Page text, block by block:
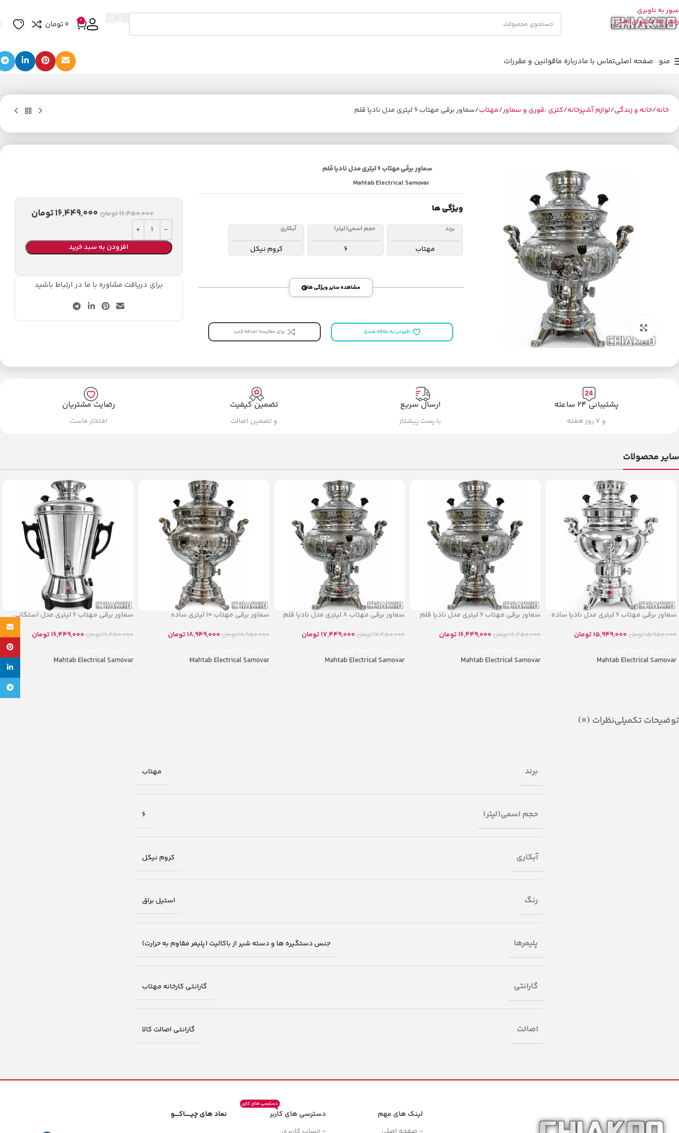
عبور به ناوبری
رفتن به محتوای اصلی
0
0تومان
منو صفحه اصلیتماس با مادرباره ماقوانین و مقررات
خانه خانه و زندگی لوازم آشپزخانه کتری ،قوری و سماور مهتاب سماور برقی مهتاب ۶ لیتری مدل نادیا قلم
بزرگنمایی تصویر
سماور برقی مهتاب ۶ لیتری مدل نادیا قلم
Mahtab Electrical Samovar
ویژگی ها
برند
مهتاب
حجم اسمی(لیتر)
6
آبکاری
کروم نیکل
مشاهده سایر ویژگی ها
افزودن به علاقه مندی برای مقایسه اضافه کنید
16,450,000تومان 16,449,000تومان
افزودن به سبد خرید
برای دریافت مشاوره با ما در ارتباط باشید
پشتیبانی ۲۴ ساعته
و ۷ روز هفته
ارسال سریع
با پست پیشتاز
تضمین کیفیت
و تضمین اصالت
رضایت مشتریان
افتخار ماست
سایر محصولات
سماور برقی مهتاب ۶ لیتری مدل نادیا ساده
15,950,000تومان 15,949,000تومان
Mahtab Electrical Samovar
سماور برقی مهتاب ۶ لیتری مدل نادیا قلم
16,450,000تومان 16,449,000تومان
Mahtab Electrical Samovar
سماور برقی مهتاب ۸ لیتری مدل نادیا قلم
17,450,000تومان 17,449,000تومان
Mahtab Electrical Samovar
سماور برقی مهتاب ۱۰ لیتری ساده
18,950,000تومان 18,949,000تومان
Mahtab Electrical Samovar
سماور برقی مهتاب ۶ لیتری مدل استکانی
16,450,000تومان 16,449,000تومان
Mahtab Electrical Samovar
توضیحات تکمیلینظرات (0)
برند مهتاب
حجم اسمی(لیتر) 6
آبکاری کروم نیکل
رنگ استیل براق
پلیمرها جنس دستگیره ها و دسته شیر از باکالیت (پلیمر مقاوم به حرارت)
گارانتی گارانتی کارخانه مهتاب
اصالت گارانتی اصالت کالا
لینک های مهم
دسترسی های کاربر
دسترسی های کاربر
نماد های چیــــــاکــــو
Email
تلگرام